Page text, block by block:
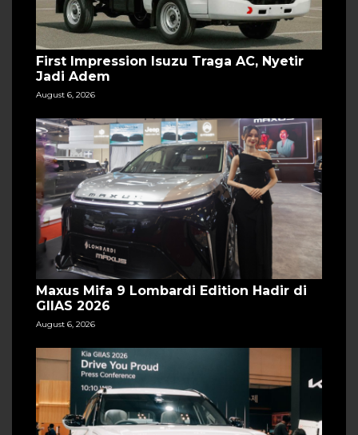
First Impression Isuzu Traga AC, Nyetir
Jadi Adem
August 6, 2026
Maxus Mifa 9 Lombardi Edition Hadir di
GIIAS 2026
August 6, 2026